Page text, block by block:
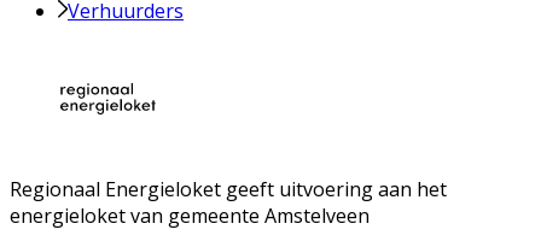
Verhuurders
Regionaal Energieloket geeft uitvoering aan het
energieloket van gemeente Amstelveen